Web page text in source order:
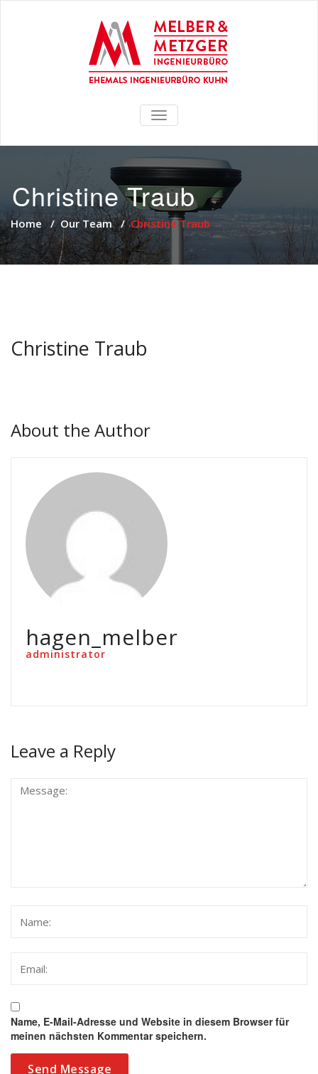
TOGGLE
NAVIGATION
Christine Traub
Home/Our Team/Christine Traub
Christine Traub
About the Author
hagen_melber
administrator
Leave a Reply
Name, E-Mail-Adresse und Website in diesem Browser für
meinen nächsten Kommentar speichern.